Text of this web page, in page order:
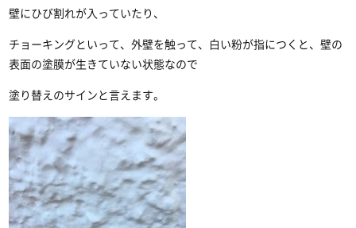
壁にひび割れが入っていたり、
チョーキングといって、外壁を触って、白い粉が指につくと、壁の
表面の塗膜が生きていない状態なので
塗り替えのサインと言えます。